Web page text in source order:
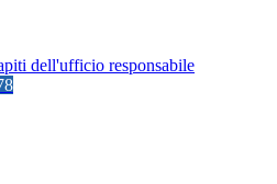
dell'ufficio responsabile